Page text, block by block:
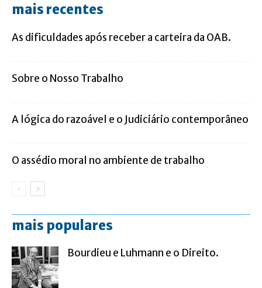
mais recentes
As dificuldades após receber a carteira da OAB.
Sobre o Nosso Trabalho
A lógica do razoável e o Judiciário contemporâneo
O assédio moral no ambiente de trabalho
mais populares
Bourdieu e Luhmann e o Direito.